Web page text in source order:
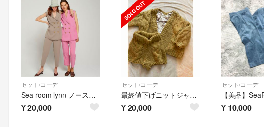
セット/コーデ
Sea room lynn ノースリテーラードセットアップ pink
¥20,000
セット/コーデ
最終値下げニットジャケット&パンツセット
¥20,000
セット/コーデ
¥ 10,000